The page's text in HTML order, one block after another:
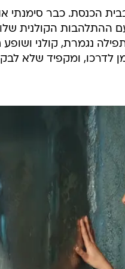
הכנסת. כבר סימנתי
ההתלהבות הקולנית
נגמרת, קולני
לדרכו, ומקפיד שלא